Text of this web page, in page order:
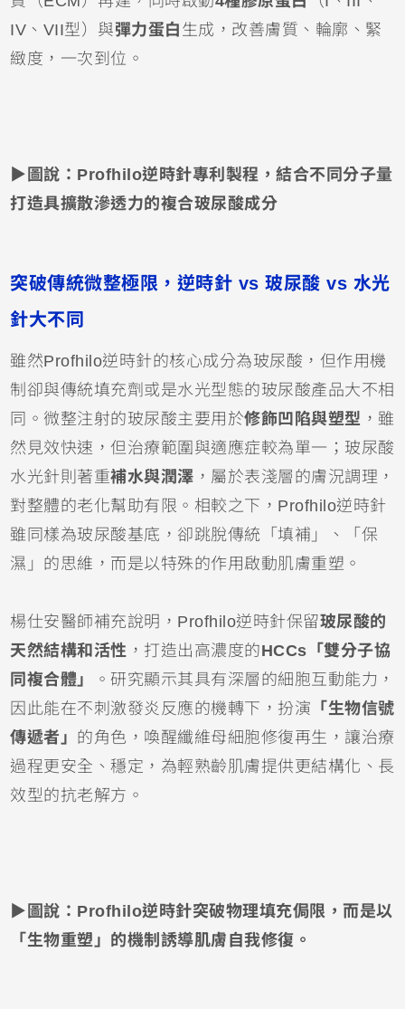
IV、VII型）與彈力蛋白 生成，改善膚質、輪廓、緊
緻度，一次到位。
▶圖說：Profhilo逆時針專利製程，結合不同分子量
打造具擴散滲透力的複合玻尿酸成分
突破傳統微整極限，逆時針 vs 玻尿酸 vs 水光
針大不同
雖然Profhilo逆時針的核心成分為玻尿酸，但作用機
制卻與傳統填充劑或是水光型態的玻尿酸產品大不相
同。微整注射的玻尿酸主要用於修飾凹陷與塑型 ，雖
然見效快速，但治療範圍與適應症較為單一；玻尿酸
水光針則著重補水與潤澤 ，屬於表淺層的膚況調理，
對整體的老化幫助有限。相較之下，Profhilo逆時針
雖同樣為玻尿酸基底，卻跳脫傳統「填補」、「保
濕」的思維，而是以特殊的作用啟動肌膚重塑。
楊仕安醫師補充說明，Profhilo逆時針保留玻尿酸的
天然結構和活性 ，打造出高濃度的HCCs「雙分子協
同複合體」
。研究顯示其具有深層的細胞互動能力，
因此能在不刺激發炎反應的機轉下，扮演 「生物信號
傳遞者」 的角色，喚醒纖維母細胞修復再生，讓治療
過程更安全、穩定，為輕熟齡肌膚提供更結構化、長
效型的抗老解方。
▶圖說：Profhilo逆時針突破物理填充侷限，而是以
「生物重塑」的機制誘導肌膚自我修復。